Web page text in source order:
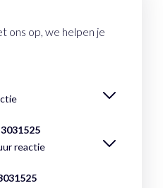
ons op, we helpen je
reactie